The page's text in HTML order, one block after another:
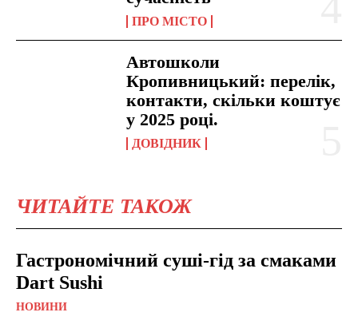
ПРО МІСТО
Автошколи
Кропивницький: перелік,
контакти, скільки коштує
у 2025 році.
ДОВІДНИК
ЧИТАЙТЕ ТАКОЖ
Гастрономічний суші-гід за смаками
Dart Sushi
НОВИНИ